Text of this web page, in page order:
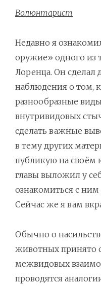
Волюнтарист
Недавно я
оружие» одного из
Лоренца. Он сделал
наблюдения о том,
разнообразные
внутривидовых
сделать важные
в тему других
публикую на своём
главы выложил у
ознакомиться с
Сейчас же я вам
Обычно о
животных принято
межвидовых
проводятся